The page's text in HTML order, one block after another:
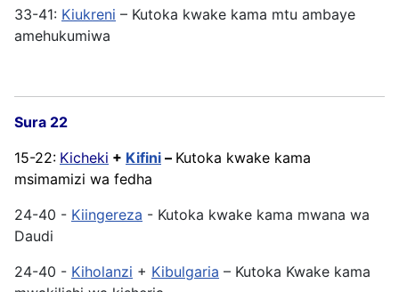
33-41: Kiukreni – Kutoka kwake kama mtu ambaye
amehukumiwa
Sura 22
15-22: Kicheki + Kifini – Kutoka kwake kama
msimamizi wa fedha
24-40 - Kiingereza - Kutoka kwake kama mwana wa
Daudi
24-40 - Kiholanzi + Kibulgaria – Kutoka Kwake kama